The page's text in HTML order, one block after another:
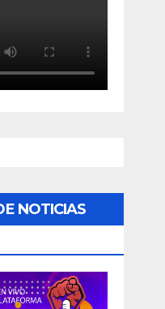
NOTICIAS